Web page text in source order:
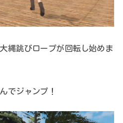
縄跳びロープが回転し始めま
でジャンプ！